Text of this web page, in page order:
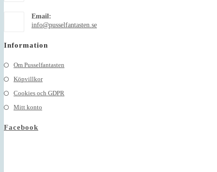
Email:
info@pusselfantasten.seOpens
Information
Om Pusselfantasten
Köpvillkor
Cookies och GDPR
Mitt konto
Facebook